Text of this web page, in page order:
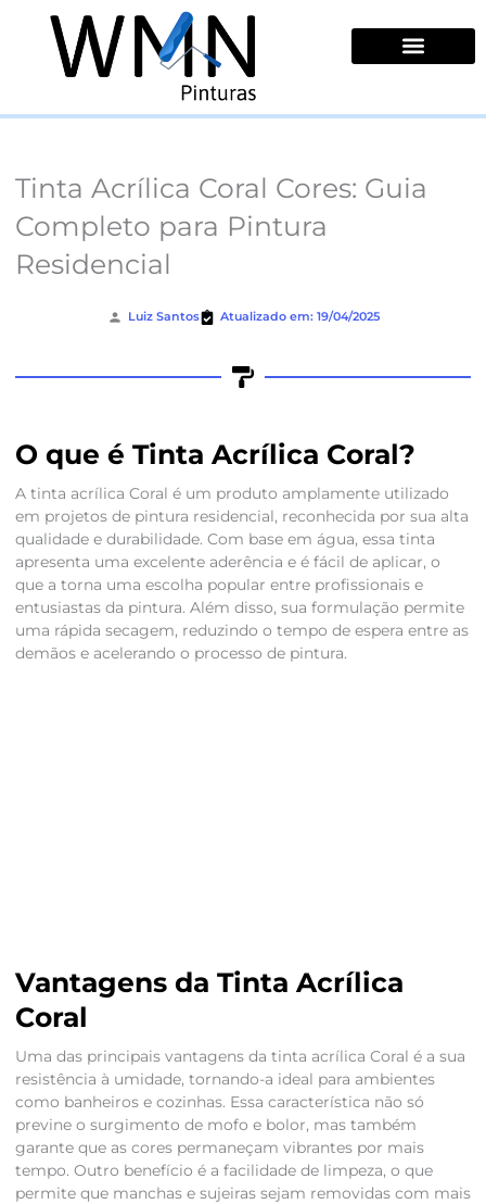
conteúdo
Tinta Acrílica Coral Cores: Guia
Completo para Pintura
Residencial
Luiz Santos Atualizado em: 19/04/2025
O que é Tinta Acrílica Coral?
A tinta acrílica Coral é um produto amplamente utilizado
em projetos de pintura residencial, reconhecida por sua alta
qualidade e durabilidade. Com base em água, essa tinta
apresenta uma excelente aderência e é fácil de aplicar, o
que a torna uma escolha popular entre profissionais e
entusiastas da pintura. Além disso, sua formulação permite
uma rápida secagem, reduzindo o tempo de espera entre as
demãos e acelerando o processo de pintura.
Vantagens da Tinta Acrílica
Coral
Uma das principais vantagens da tinta acrílica Coral é a sua
resistência à umidade, tornando-a ideal para ambientes
como banheiros e cozinhas. Essa característica não só
previne o surgimento de mofo e bolor, mas também
garante que as cores permaneçam vibrantes por mais
tempo. Outro benefício é a facilidade de limpeza, o que
permite que manchas e sujeiras sejam removidas com mais